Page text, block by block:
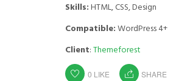
Skills:HTML, CSS, Design
Compatible:WordPress 4+
Client:Themeforest
0 LIKE SHARE